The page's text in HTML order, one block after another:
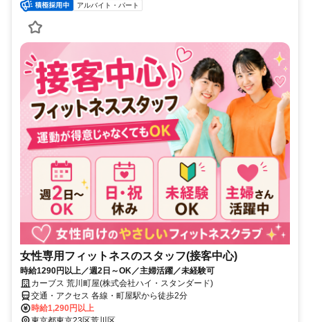
アルバイト・パート
女性専用フィットネスのスタッフ(接客中心)
時給1290円以上／週2日～OK／主婦活躍／未経験可
カーブス 荒川町屋(株式会社ハイ・スタンダード)
交通・アクセス 各線・町屋駅から徒歩2分
時給1,290円以上